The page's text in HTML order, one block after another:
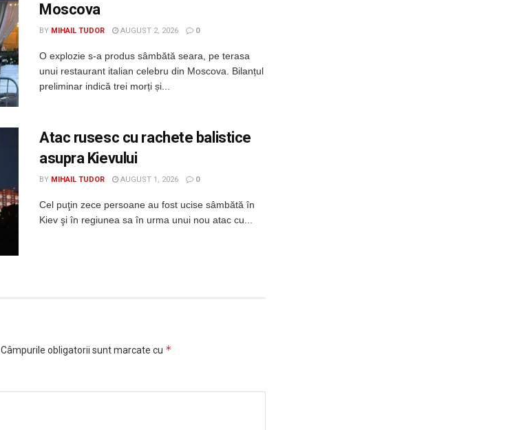
Moscova
BY MIHAIL TUDOR AUGUST 2, 2026 0
O explozie s-a produs sâmbătă seara, pe terasa
unui restaurant italian celebru din Moscova. Bilanțul
preliminar indică trei morți și...
Atac rusesc cu rachete balistice
asupra Kievului
BY MIHAIL TUDOR AUGUST 1, 2026 0
Cel puţin zece persoane au fost ucise sâmbătă în
Kiev şi în regiunea sa în urma unui nou atac cu...
Câmpurile obligatorii sunt marcate cu *